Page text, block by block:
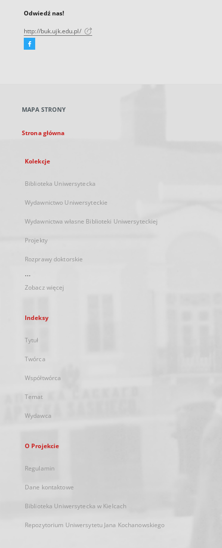
Odwiedź nas!
http://buk.ujk.edu.pl/
Facebook
karcie
MAPA STRONY
Strona główna
Kolekcje
Biblioteka Uniwersytecka
Wydawnictwo Uniwersyteckie
Wydawnictwa własne Biblioteki Uniwersyteckiej
Projekty
Rozprawy doktorskie
...
Zobacz więcej
Indeksy
Tytuł
Twórca
Współtwórca
Temat
Wydawca
O Projekcie
Regulamin
Dane kontaktowe
Biblioteka Uniwersytecka w Kielcach
Repozytorium Uniwersytetu Jana Kochanowskiego